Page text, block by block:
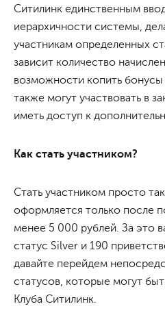
Ситилинк единственным
иерархичности системы,
участникам определенных
зависит количество
возможности копить
также могут участвовать в
иметь доступ к
Как стать участником?
Стать участником просто так
оформляется только после
менее 5 000 рублей. За это
статус Silver и 190
давайте перейдем
статусов, которые могут
Клуба Ситилинк.